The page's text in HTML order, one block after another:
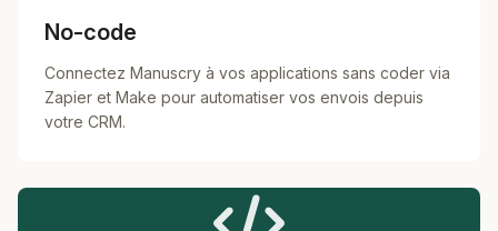
No-code
Connectez Manuscry à vos applications sans coder via
Zapier et Make pour automatiser vos envois depuis
votre CRM.